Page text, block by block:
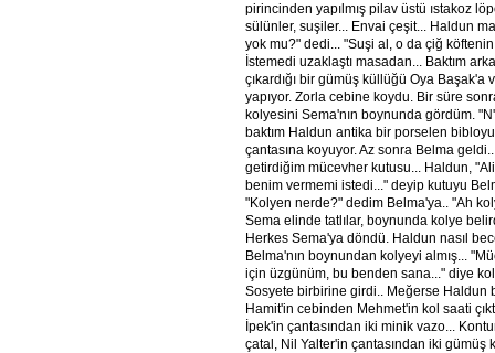
pirincinden yapılmış pilav üstü ıstakoz
sülünler, suşiler... Envai çeşit... Haldun
yok mu?" dedi... "Suşi al, o da çiğ
İstemedi uzaklaştı masadan... Baktım
çıkardığı bir gümüş küllüğü Oya Başak'a
yapıyor. Zorla cebine koydu. Bir süre
kolyesini Sema'nın boynunda gördüm.
baktım Haldun antika bir porselen bibloyu
çantasına koyuyor. Az sonra Belma
getirdiğim mücevher kutusu... Haldun,
benim vermemi istedi..." deyip kutuyu
"Kolyen nerde?" dedim Belma'ya.. "Ah
Sema elinde tatlılar, boynunda kolye
Herkes Sema'ya döndü. Haldun nasıl
Belma'nın boynundan kolyeyi almış...
için üzgünüm, bu benden sana..." diye
Sosyete birbirine girdi.. Meğerse Haldun
Hamit'in cebinden Mehmet'in kol saati
İpek'in çantasından iki minik vazo...
çatal, Nil Yalter'in çantasından iki gümüş